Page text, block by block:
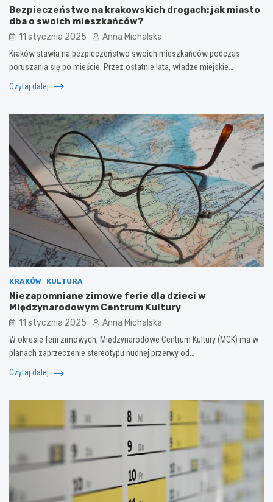
Bezpieczeństwo na krakowskich drogach: jak miasto
dba o swoich mieszkańców?
11 stycznia 2025 Anna Michalska
Kraków stawia na bezpieczeństwo swoich mieszkańców podczas
poruszania się po mieście. Przez ostatnie lata, władze miejskie…
Czytaj dalej
KRAKÓW KULTURA
Niezapomniane zimowe ferie dla dzieci w
Międzynarodowym Centrum Kultury
11 stycznia 2025 Anna Michalska
W okresie ferii zimowych, Międzynarodowe Centrum Kultury (MCK) ma w
planach zaprzeczenie stereotypu nudnej przerwy od…
Czytaj dalej